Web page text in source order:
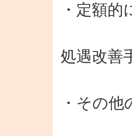
・定額
処遇改善
・その